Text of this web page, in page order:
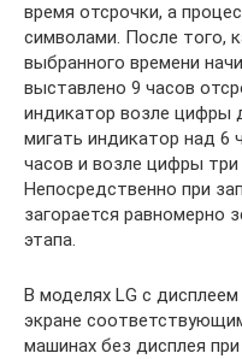
время отсрочки, а
символами. После того,
выбранного времени
выставлено 9 часов
индикатор возле цифры
мигать индикатор над 6
часов и возле цифры три
Непосредственно при
загорается равномерно
этапа.
В моделях LG с
экране
машинах без дисплея